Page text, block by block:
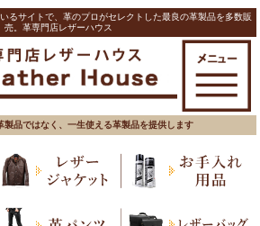
るサイトで、革のプロがセレクトした最良の革製品を多数販
売。革専門店レザーハウス
製品ではなく、一生使える革製品を提供します